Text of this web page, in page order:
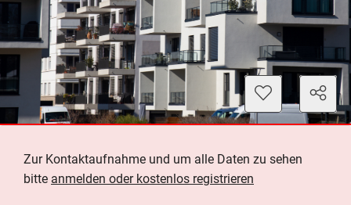
Zur Kontaktaufnahme und um alle Daten zu sehen
bitte anmelden oder kostenlos registrieren